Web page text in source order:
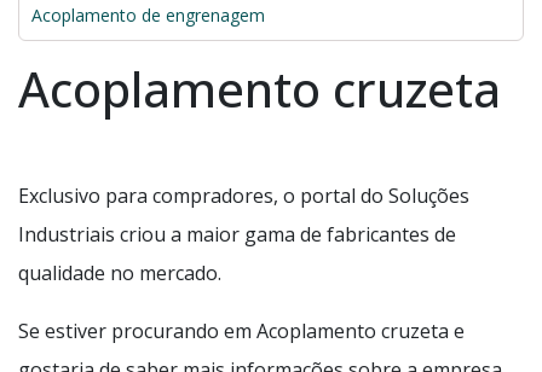
Acoplamento de engrenagem
Acoplamento cruzeta
Exclusivo para compradores, o portal do Soluções
Industriais criou a maior gama de fabricantes de
qualidade no mercado.
Se estiver procurando em Acoplamento cruzeta e